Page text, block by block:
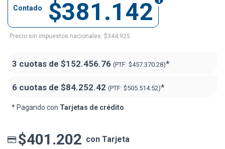
$381.142
Contado
Precio sin impuestos nacionales: $344.925
3 cuotas de $152.456.76 (PTF: $457.370.28)*
6 cuotas de $84.252.42 (PTF: $505.514.52)*
* Pagando con Tarjetas de crédito
$401.202 con Tarjeta